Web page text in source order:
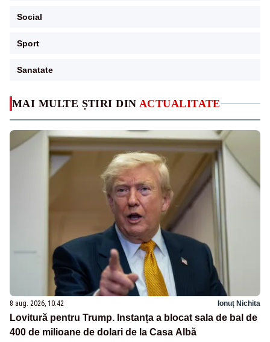
MAI MULTE ȘTIRI DIN ACTUALITATE
8 aug. 2026, 10:42 Ionuț Nichita
Lovitură pentru Trump. Instanța a blocat sala de bal de
400 de milioane de dolari de la Casa Albă
Social
Sport
Sanatate